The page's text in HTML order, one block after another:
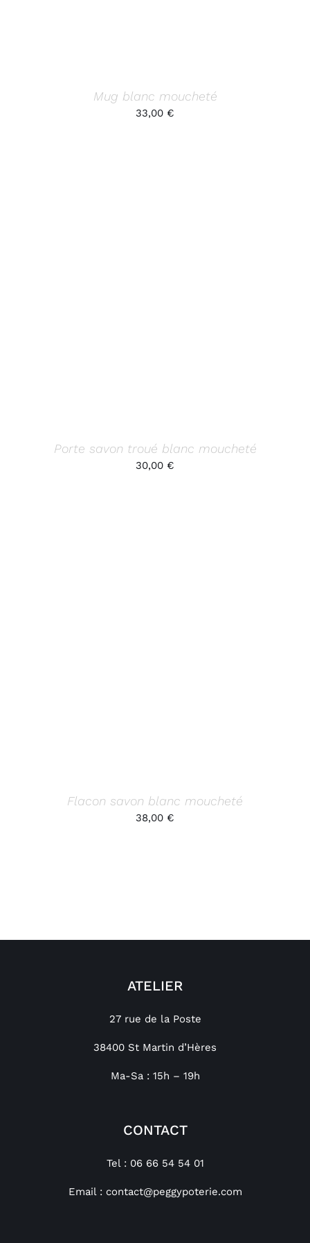
Mug blanc moucheté
33,00 €
Porte savon troué blanc moucheté
30,00 €
Flacon savon blanc moucheté
38,00 €
ATELIER
27 rue de la Poste
38400 St Martin d’Hères
Ma-Sa : 15h – 19h
CONTACT
Tel : 06 66 54 54 01
Email : contact@peggypoterie.com